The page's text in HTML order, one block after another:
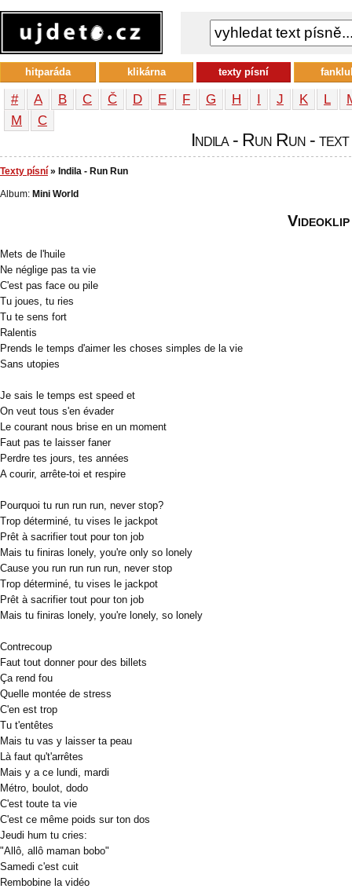
# A B C Č D E F G H I J K L
М
С
Indila - Run Run - text
Texty písní » Indila - Run Run
Album: Mini World
Mets de l'huile
Ne néglige pas ta vie
C'est pas face ou pile
Tu joues, tu ries
Tu te sens fort
Ralentis
Prends le temps d'aimer les choses simples de la vie
Sans utopies
Je sais le temps est speed et
On veut tous s'en évader
Le courant nous brise en un moment
Faut pas te laisser faner
Perdre tes jours, tes années
A courir, arrête-toi et respire
Pourquoi tu run run run, never stop?
Trop déterminé, tu vises le jackpot
Prêt à sacrifier tout pour ton job
Mais tu finiras lonely, you're only so lonely
Cause you run run run run, never stop
Trop déterminé, tu vises le jackpot
Prêt à sacrifier tout pour ton job
Mais tu finiras lonely, you're lonely, so lonely
Contrecoup
Faut tout donner pour des billets
Ça rend fou
Quelle montée de stress
C'en est trop
Tu t'entêtes
Mais tu vas y laisser ta peau
Là faut qu't'arrêtes
Mais y a ce lundi, mardi
Métro, boulot, dodo
C'est toute ta vie
C'est ce même poids sur ton dos
Jeudi hum tu cries:
"Allô, allô maman bobo"
Samedi c'est cuit
Rembobine la vidéo
Videoklip
hitparáda klikárna texty písní